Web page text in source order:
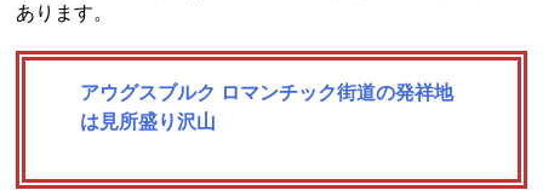
あります。
アウグスブルク ロマンチック街道の発祥地
は見所盛り沢山